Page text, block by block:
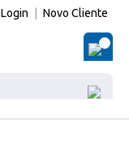
Login Novo Cliente
O